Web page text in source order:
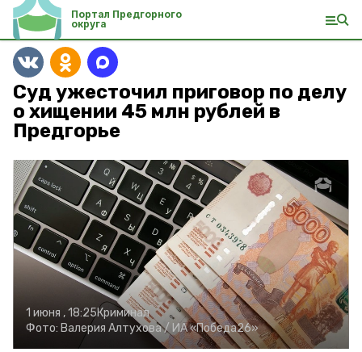
Портал Предгорного
округа
Суд ужесточил приговор по делу
о хищении 45 млн рублей в
Предгорье
1 июня , 18:25Криминал
Фото: Валерия Алтухова / ИА «Победа26»